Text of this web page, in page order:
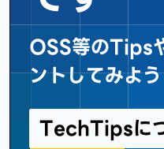
OSS等のTips
ントしてみよ
TechTipsに